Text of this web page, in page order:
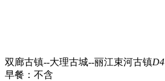
双廊古镇--大理古城--丽江束河古镇D4
早餐： 不含